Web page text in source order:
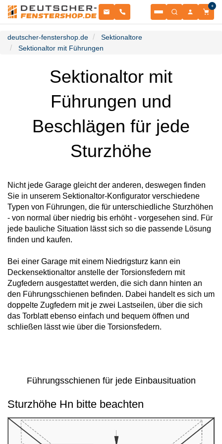
0
Fenster
Kunststofffenster
Kunststoff-Alu Fenster
Alu Fenster
Holz-Alu Fenster
WEITERE FENSTER
Brandschutzfenster
Bogenfenster
Kunststoffbalkontüren
Alu Balkontüren
Holzbalkontüren
Abschließbare Balkontüren
Nach aussen öffnende Balkontüren
Terrassentüren
PSK-Türen
Faltschiebetüren
Hebeschiebetüren Aluminium
NACH MATERIAL
Holz-Haustüren
PVC-Haustüren
Haustür konfigurieren
Kellertüren
Sonnenschutz
Aufsatzraffstoren
Aufsatzrollläden
Unterputzraffstoren
Sektionaltore
MARKEN & VARIANTEN
Drutex Sektionaltore
Sektionaltor Farben und Dekore
ZUBEHÖR & ERSATZTEILE
Abdeckleisten
Winkelprofile
Fensterbänke
Informationsportal
RESSOURCEN
Schnittzeichnungen Suche
Fachbegriffe Lexikon
deutscher-fenstershop.de
Sektionaltore
Sektionaltor mit Führungen
Sektionaltor mit
Führungen und
Beschlägen für jede
Sturzhöhe
Nicht jede Garage gleicht der anderen, deswegen finden
Sie in unserem Sektionaltor-Konfigurator verschiedene
Typen von Führungen, die für unterschiedliche Sturzhöhen
- von normal über niedrig bis erhöht - vorgesehen sind. Für
jede bauliche Situation lässt sich so die passende Lösung
finden und kaufen.
Bei einer Garage mit einem Niedrigsturz kann ein
Deckensektionaltor anstelle der Torsionsfedern mit
Zugfedern ausgestattet werden, die sich dann hinten an
den Führungsschienen befinden. Dabei handelt es sich um
doppelte Zugfedern mit je zwei Lastseilen, über die sich
das Torblatt ebenso einfach und bequem öffnen und
schließen lässt wie über die Torsionsfedern.
Führungsschienen für jede Einbausituation
Sturzhöhe Hn bitte beachten